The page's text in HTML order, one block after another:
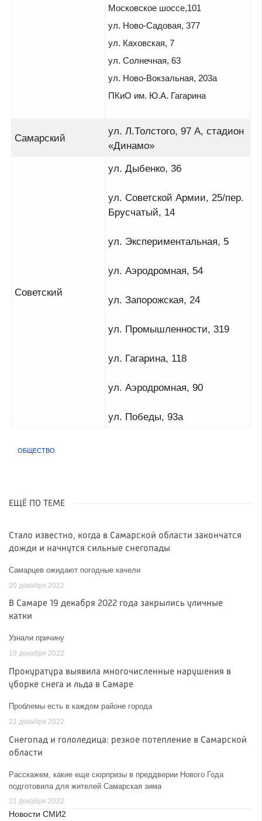
Московское шоссе,101
ул. Ново-Садовая, 377
ул. Каховская, 7
ул. Солнечная, 63
ул. Ново-Вокзальная, 203а
ПКиО им. Ю.А. Гагарина
Самарский
ул. Л.Толстого, 97 А, стадион
«Динамо»
Советский
ул. Дыбенко, 36
ул. Советской Армии, 25/пер.
Брусчатый, 14
ул. Экспериментальная, 5
ул. Аэродромная, 54
ул. Запорожская, 24
ул. Промышленности, 319
ул. Гагарина, 118
ул. Аэродромная, 90
ул. Победы, 93а
ОБЩЕСТВО
ЕЩЁ ПО ТЕМЕ
Стало известно, когда в Самарской области закончатся
дожди и начнутся сильные снегопады
Самарцев ожидают погодные качели
20 декабря 2022
В Самаре 19 декабря 2022 года закрылись уличные
катки
Узнали причину
19 декабря 2022
Прокуратура выявила многочисленные нарушения в
уборке снега и льда в Самаре
Проблемы есть в каждом районе города
21 декабря 2022
Снегопад и гололедица: резкое потепление в Самарской
области
Расскажем, какие еще сюрпризы в преддверии Нового Года
подготовила для жителей Самарская зима
21 декабря 2022
Новости СМИ2